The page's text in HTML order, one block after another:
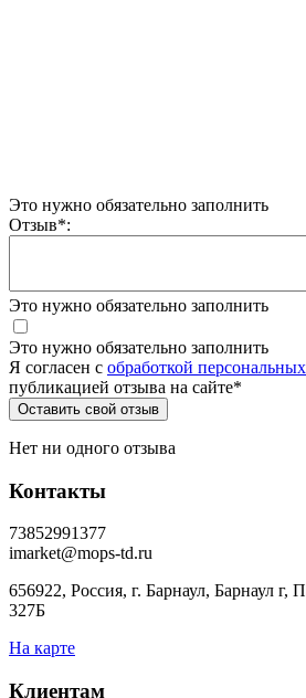
Это нужно обязательно заполнить
Отзыв*:
Это нужно обязательно заполнить
Это нужно обязательно заполнить
Я согласен c обработкой
публикацией отзыва на сайте*
Нет ни одного отзыва
Контакты
73852991377
imarket@mops-td.ru
656922, Россия, г. Барнаул, Барнаул г,
327Б
На карте
Клиентам